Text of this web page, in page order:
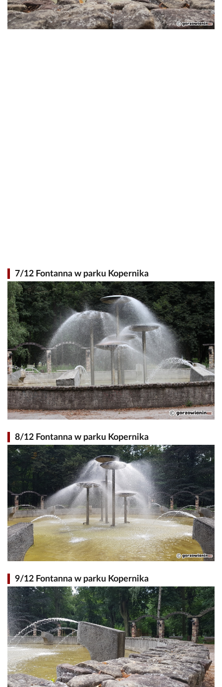
7/12 Fontanna w parku Kopernika
8/12 Fontanna w parku Kopernika
9/12 Fontanna w parku Kopernika